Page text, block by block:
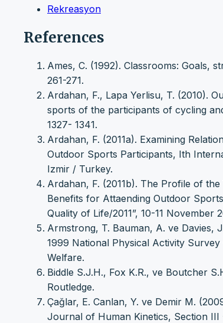
Rekreasyon
References
Ames, C. (1992). Classrooms: Goals,
261-271.
Ardahan, F., Lapa Yerlisu, T. (2010).
sports of the participants of cycling
1327- 1341.
Ardahan, F. (2011a). Examining
Outdoor Sports Participants, Ith
Izmir / Turkey.
Ardahan, F. (2011b). The Profile of
Benefits for Attaending Outdoor
Quality of Life/2011”, 10-11 November
Armstrong, T. Bauman, A. ve Davies,
1999 National Physical Activity
Welfare.
Biddle S.J.H., Fox K.R., ve Boutcher
Routledge.
Çağlar, E. Canlan, Y. ve Demir M.
Journal of Human Kinetics, Section III